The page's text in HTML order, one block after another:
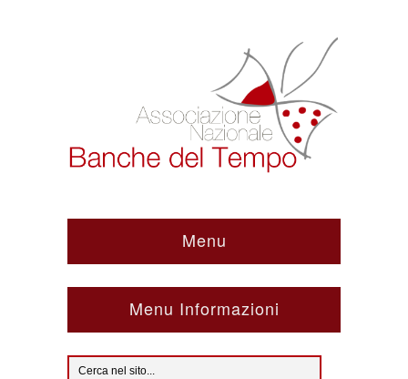
Menu
Menu Informazioni